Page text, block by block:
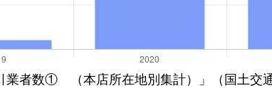
業者数① （本店所在地別集計）」（国土交